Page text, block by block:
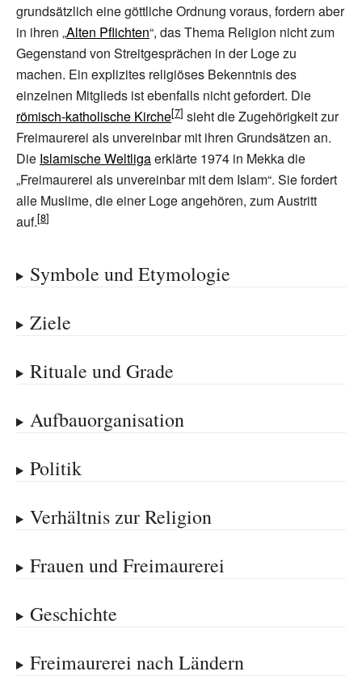
grundsätzlich eine göttliche Ordnung voraus, fordern aber
in ihren „Alten Pflichten“, das Thema Religion nicht zum
Gegenstand von Streitgesprächen in der Loge zu
machen. Ein explizites religiöses Bekenntnis des
einzelnen Mitglieds ist ebenfalls nicht gefordert. Die
römisch-katholische Kirche
sieht die Zugehörigkeit zur
Freimaurerei als unvereinbar mit ihren Grundsätzen an.
Die Islamische Weltligaerklärte 1974 in Mekka die
„Freimaurerei als unvereinbar mit dem Islam“. Sie fordert
alle Muslime, die einer Loge angehören, zum Austritt
auf.
Symbole und Etymologie
Ziele
Rituale und Grade
Aufbauorganisation
Politik
Verhältnis zur Religion
Frauen und Freimaurerei
Geschichte
Freimaurerei nach Ländern